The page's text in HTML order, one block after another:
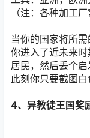
（注：各种加工
当你的国家将所
你进入了近未来
居民，然后丢个启
此刻你只要截图白
4、异教徒王国奖